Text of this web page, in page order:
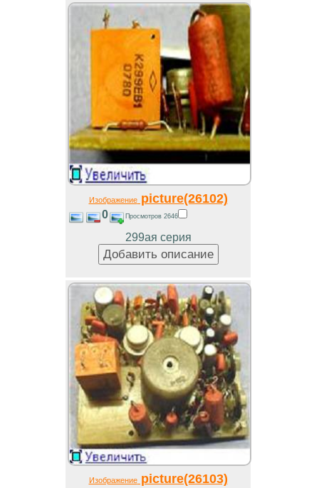
Изображениеpicture(26102)
0 Просмотров 2646
299ая серия
Изображениеpicture(26103)